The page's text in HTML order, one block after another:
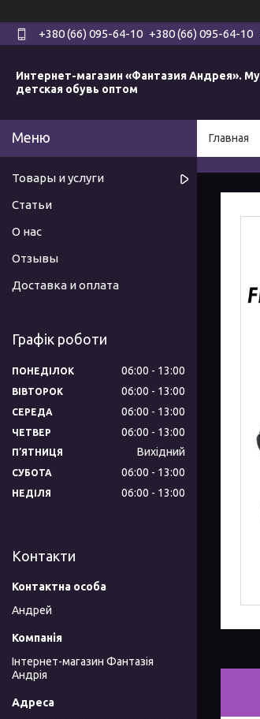
+380 (66) 095-64-10 +380 (66) 095-64-10
Интернет-магазин «Фантазия Андрея».
детская обувь оптом
Главная
Товары и услуги
Статьи
О нас
Отзывы
Доставка и оплата
Графік роботи
ПОНЕДІЛОК 06:00 13:00
ВІВТОРОК 06:00 13:00
СЕРЕДА 06:00 13:00
ЧЕТВЕР 06:00 13:00
ПʼЯТНИЦЯ Вихідний
СУБОТА 06:00 13:00
НЕДІЛЯ 06:00 13:00
Контакти
Андрей
Інтернет-магазин Фантазія
Андрія